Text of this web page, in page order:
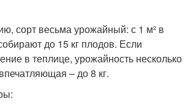
сорт весьма урожайный: с 1 м² в
до 15 кг плодов. Если
в теплице, урожайность несколько
– до 8 кг.